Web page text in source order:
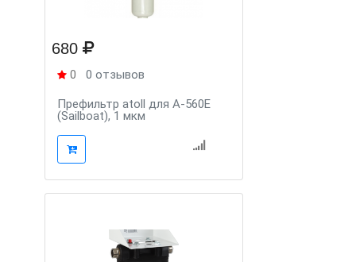
680
0 0 отзывов
Префильтр atoll для A-560E
(Sailboat), 1 мкм